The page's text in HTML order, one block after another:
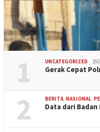
1 UNCATEGORIZED
Gerak Cepat
2 BERITA, NASIONAL,
Data dari